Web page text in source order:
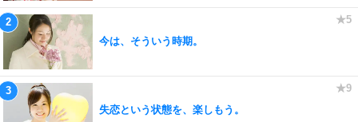
今は、そういう時期。
失恋という状態を、楽しもう。